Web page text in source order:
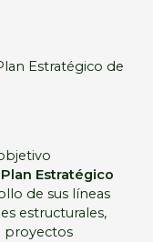
Estratégico de
Plan Estratégico
de sus líneas
estructurales,
proyectos